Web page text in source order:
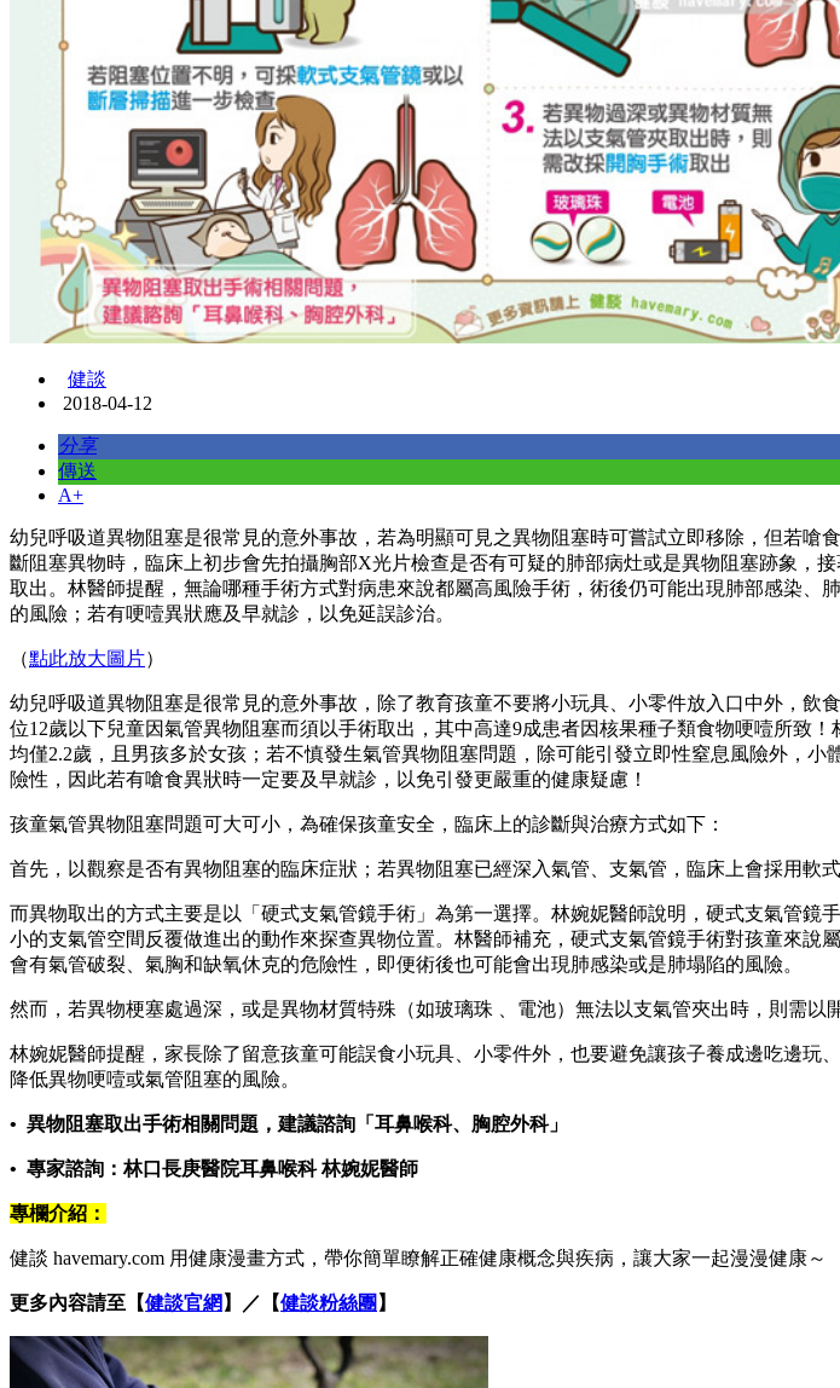
健談
2018-04-12
分享
傳送
A+
幼兒呼吸道異物阻塞是很常見的意外事故，若為明顯可見之異物阻塞時可嘗試立即移除，但若
斷阻塞異物時，臨床上初步會先拍攝胸部X光片檢查是否有可疑的肺部病灶或是異物阻塞跡象，
取出。林醫師提醒，無論哪種手術方式對病患來說都屬高風險手術，術後仍可能出現肺部感染
的風險；若有哽噎異狀應及早就診，以免延誤診治。
（點此放大圖片）
幼兒呼吸道異物阻塞是很常見的意外事故，除了教育孩童不要將小玩具、小零件放入口中外，
位12歲以下兒童因氣管異物阻塞而須以手術取出，其中高達9成患者因核果種子類食物哽噎所致
均僅2.2歲，且男孩多於女孩；若不慎發生氣管異物阻塞問題，除可能引發立即性窒息風險外，
險性，因此若有嗆食異狀時一定要及早就診，以免引發更嚴重的健康疑慮！
孩童氣管異物阻塞問題可大可小，為確保孩童安全，臨床上的診斷與治療方式如下：
首先，以觀察是否有異物阻塞的臨床症狀；若異物阻塞已經深入氣管、支氣管，臨床上會採用軟
而異物取出的方式主要是以「硬式支氣管鏡手術」為第一選擇。林婉妮醫師說明，硬式支氣管
小的支氣管空間反覆做進出的動作來探查異物位置。林醫師補充，硬式支氣管鏡手術對孩童來
會有氣管破裂、氣胸和缺氧休克的危險性，即便術後也可能會出現肺感染或是肺塌陷的風險。
然而，若異物梗塞處過深，或是異物材質特殊（如玻璃珠 、電池）無法以支氣管夾出時，則需
林婉妮醫師提醒，家長除了留意孩童可能誤食小玩具、小零件外，也要避免讓孩子養成邊吃邊
降低異物哽噎或氣管阻塞的風險。
• 異物阻塞取出手術相關問題，建議諮詢「耳鼻喉科、胸腔外科」
• 專家諮詢：林口長庚醫院耳鼻喉科 林婉妮醫師
專欄介紹：
健談 havemary.com 用健康漫畫方式，帶你簡單瞭解正確健康概念與疾病，讓大家一起漫漫健康～
更多內容請至【健談官網 】／【健談粉絲團 】